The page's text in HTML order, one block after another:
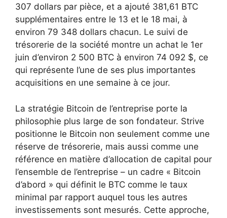
307 dollars par pièce, et a ajouté 381,61 BTC
supplémentaires entre le 13 et le 18 mai, à
environ 79 348 dollars chacun. Le suivi de
trésorerie de la société montre un achat le 1er
juin d’environ 2 500 BTC à environ 74 092 $, ce
qui représente l’une de ses plus importantes
acquisitions en une semaine à ce jour.
La stratégie Bitcoin de l’entreprise porte la
philosophie plus large de son fondateur. Strive
positionne le Bitcoin non seulement comme une
réserve de trésorerie, mais aussi comme une
référence en matière d’allocation de capital pour
l’ensemble de l’entreprise – un cadre « Bitcoin
d’abord » qui définit le BTC comme le taux
minimal par rapport auquel tous les autres
investissements sont mesurés. Cette approche,